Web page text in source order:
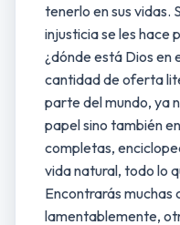
tenerlo en sus vidas.
injusticia se les hace
¿dónde está Dios en
cantidad de oferta
parte del mundo, ya
papel sino también
completas,
vida natural, todo lo
Encontrarás muchas
lamentablemente,